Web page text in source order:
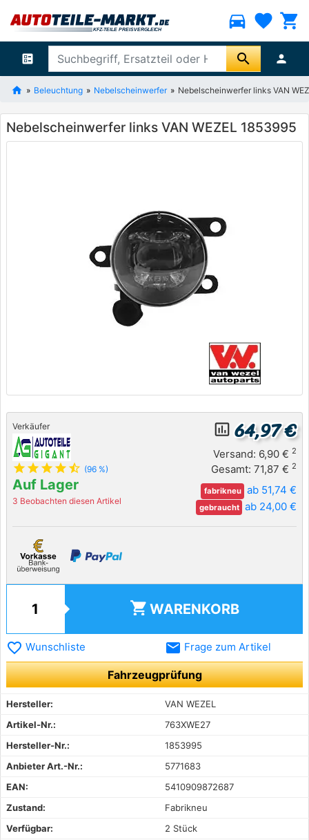
directions_car favorite shopping_cart
ballot search person
Beleuchtung Nebelscheinwerfer Nebelscheinwerfer links VAN
Nebelscheinwerfer links VAN WEZEL 1853995
Verkäufer
star star star star star_half (96 %)
Auf Lager
3 Beobachten diesen Artikel
insert_chart_outlined 64,97 €
Versand: 6,90 € 2
Gesamt: 71,87 € 2
fabrikneu ab 51,74 €
gebraucht ab 24,00 €
shopping_cart WARENKORB
favorite_border Wunschliste email Frage zum Artikel
Fahrzeugprüfung
Hersteller:
VAN WEZEL
Artikel-Nr.:
763XWE27
Hersteller-Nr.:
1853995
Anbieter Art.-Nr.:
5771683
EAN:
5410909872687
Zustand:
Fabrikneu
Verfügbar:
2 Stück